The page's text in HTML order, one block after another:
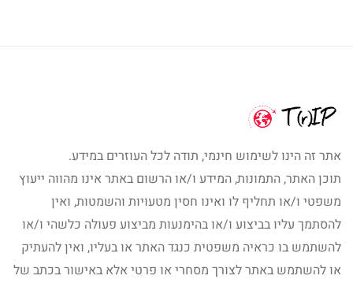
אתר זה הינו לשימוש חינמי, תודה לכל העוזרים במידע.
תוכן האתר, התמונות, המידע ו/או הרשום באתר אינו מהווה ייעוץ
משפטי ו/או תחליף לו ואינו חסין מטעויות והשמטות, ואין
להסתמך עליו בביצוע ו/או בהימנעות מביצוע פעולה כלשהי ו/או
להשתמש בו כראיה משפטית כנגד האתר או בעליו, ואין להעתיק
או להשתמש באתר לצורך מסחרי או פרטי אלא באישור בכתב של